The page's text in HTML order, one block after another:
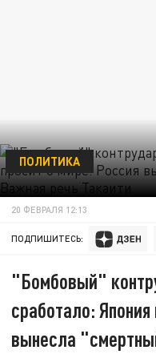
ПОЛИТИКА
20 ФЕВРАЛЯ 12:13
ПОДПИШИТЕСЬ:
"Бомбовый"
сработало:
вынесла